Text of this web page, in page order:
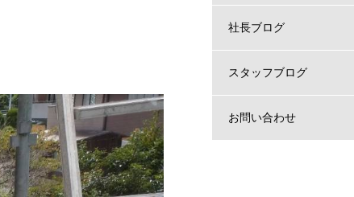
社長ブログ
スタッフブログ
お問い合わせ